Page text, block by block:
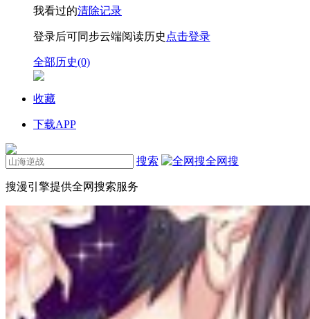
我看过的清除记录
登录后可同步云端阅读历史 点击登录
全部历史(0)
收藏
下载APP
搜索 全网搜
搜漫引擎提供全网搜索服务